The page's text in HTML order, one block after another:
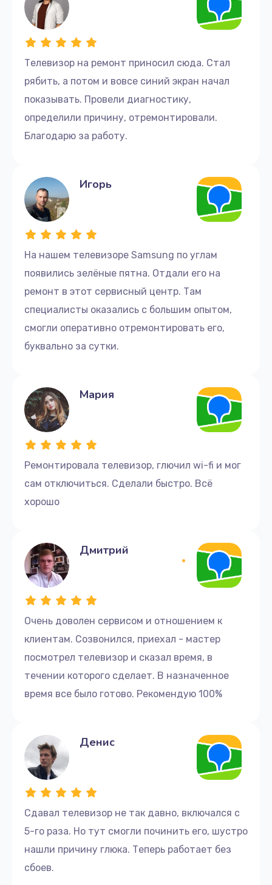
Телевизор на ремонт приносил сюда. Стал
рябить, а потом и вовсе синий экран начал
показывать. Провели диагностику,
определили причину, отремонтировали.
Благодарю за работу.
На нашем телевизоре Samsung по углам
появились зелёные пятна. Отдали его на
ремонт в этот сервисный центр. Там
специалисты оказались с большим опытом,
смогли оперативно отремонтировать его,
буквально за сутки.
Игорь
Ремонтировала телевизор, глючил wi-fi и мог
сам отключиться. Сделали быстро. Всё
хорошо
Мария
Очень доволен сервисом и отношением к
клиентам. Созвонился, приехал - мастер
посмотрел телевизор и сказал время, в
течении которого сделает. В назначенное
время все было готово. Рекомендую 100%
Дмитрий
Сдавал телевизор не так давно, включался с
5-го раза. Но тут смогли починить его, шустро
нашли причину глюка. Теперь работает без
сбоев.
Денис